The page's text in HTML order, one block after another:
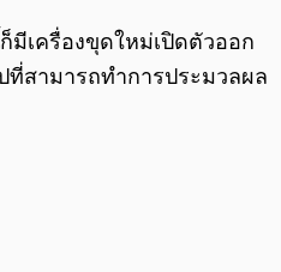
มีเครื่องขุดใหม่เปิดตัวออก
ที่สามารถทำการประมวลผล